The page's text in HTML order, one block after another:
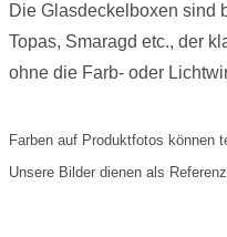
Die Glasdeckelboxen sind
Topas, Smaragd etc., der
ohne die Farb- oder
Farben auf Produktfotos können
Unsere Bilder dienen als